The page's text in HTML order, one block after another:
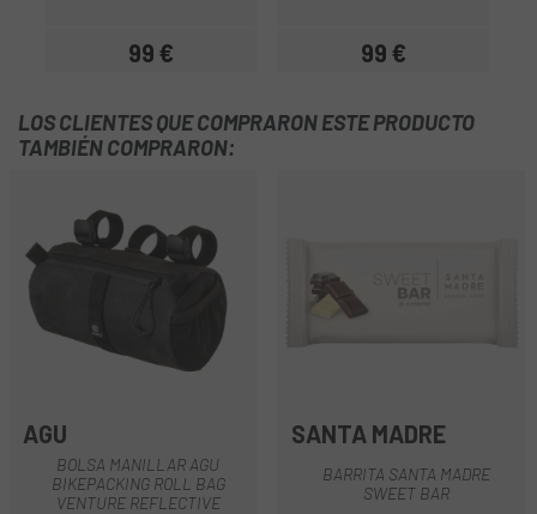
Precio
99 € Precio
99 €
LOS CLIENTES QUE COMPRARON ESTE PRODUCTO
TAMBIÉN COMPRARON:
AGU
BOLSA MANILLAR AGU
BIKEPACKING ROLL BAG
VENTURE REFLECTIVE
SANTA MADRE
BARRITA SANTA MADRE
SWEET BAR